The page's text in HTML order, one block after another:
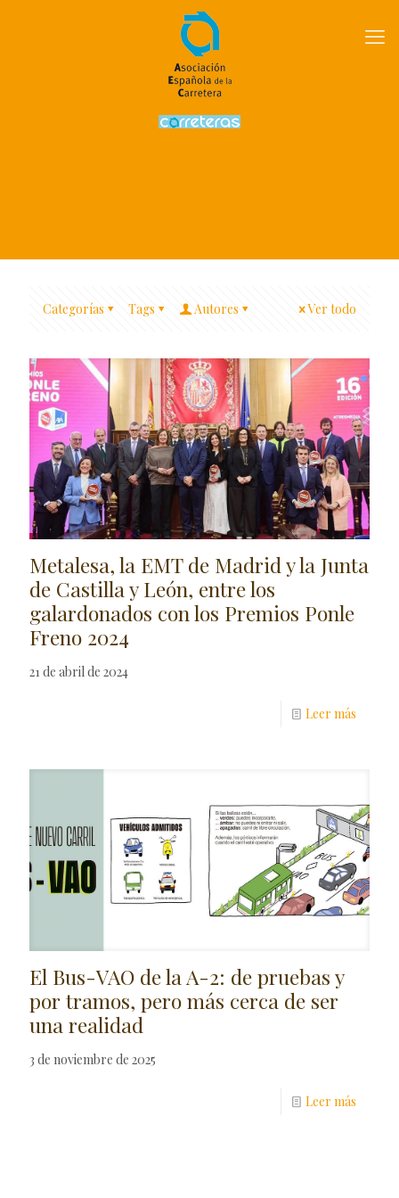
Categorías Tags Autores Ver todo
Metalesa, la EMT de Madrid y la Junta
de Castilla y León, entre los
galardonados con los Premios Ponle
Freno 2024
21 de abril de 2024
Leer más
El Bus-VAO de la A-2: de pruebas y
por tramos, pero más cerca de ser
una realidad
3 de noviembre de 2025
Leer más